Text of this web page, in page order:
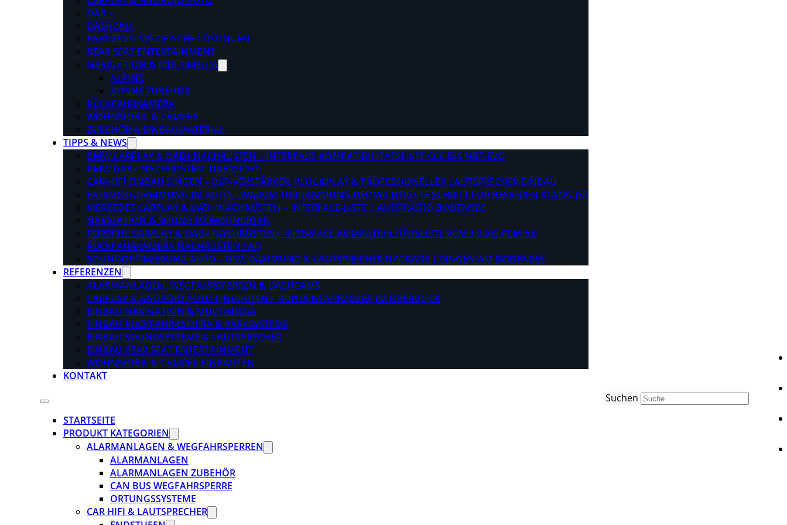
DAB +
DASHCAM
FAHRZEUG-SPEZIFISCHE LÖSUNGEN
REAR SEAT ENTERTAINMENT
NAVIGATION & MULTIMEDIA
ALPINE
ALPINE ZUBEHÖR
RÜCKFAHRKAMERA
WOHNMOBIL & CAMPER
ZUBEHÖR & EINBAUMATERIAL
TIPPS & NEWS
BMW CARPLAY & DAB+ NACHRÜSTEN – INTERFACE-KOMPATIBILITÄTSLISTE CCC BIS NBT-EVO
BMW DAB+ NACHRÜSTEN -ÜBERSICHT
CAR-HIFI EINBAU SINGEN – DSP-VERSTÄRKER, PLUG&PLAY & PROFESSIONELLER LAUTSPRECHER EINBAU
FAHRZEUGDÄMMUNG IM AUTO – WARUM TÜRDÄMMUNG DER WICHTIGSTE SCHRITT FÜR BESSEREN KLANG IST
MERCEDES CARPLAY & DAB+ NACHRÜSTEN – INTERFACE-LISTE | AUTORADIO BODENSEE
NAVIGATION & SOUND IM WOHNMOBIL
PORSCHE CARPLAY & DAB+ NACHRÜSTEN – INTERFACE-KOMPATIBILITÄTSLISTE PCM 3.0 BIS PCM 5.0
RÜCKFAHRKAMERA NACHRÜSTEN FAQ
SOUNDOPTIMIERUNG AUTO – DSP, DÄMMUNG & LAUTSPRECHER UPGRADE | SINGEN AM BODENSEE
REFERENZEN
ALARMANLAGEN, WEGFAHRSPERREN & DASHCAMS
CARPLAY & ANDROID AUTO EINBAUTEN – KUNDENFAHRZEUGE IM ÜBERBLICK
EINBAU NAVIGATION & MULTIMEDIA
EINBAU RÜCKFAHRKAMERA & PARKSYSTEME
EINBAU SOUNDSYSTEME & LAUTSPRECHER
EINBAU REAR SEAT ENTERTAINMENT
WOHNMOBIL & CAMPER EINBAUTEN
KONTAKT
STARTSEITE
PRODUKT KATEGORIEN
ALARMANLAGEN & WEGFAHRSPERREN
ALARMANLAGEN
ALARMANLAGEN ZUBEHÖR
CAN BUS WEGFAHRSPERRE
ORTUNGSSYSTEME
CAR HIFI & LAUTSPRECHER
Suchen